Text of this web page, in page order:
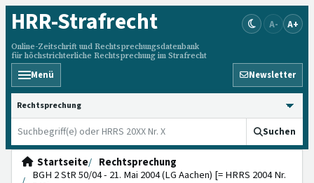
HRR-Strafrecht
Online-Zeitschrift und Rechtsprechungsdatenbank
für höchstrichterliche Rechtsprechung im Strafrecht
A- A+
Menü Newsletter
HRRS durchsuchen
Suchen
Startseite
Rechtsprechung
BGH 2 StR 50/04 - 21. Mai 2004 (LG Aachen) [= HRRS 2004 Nr.